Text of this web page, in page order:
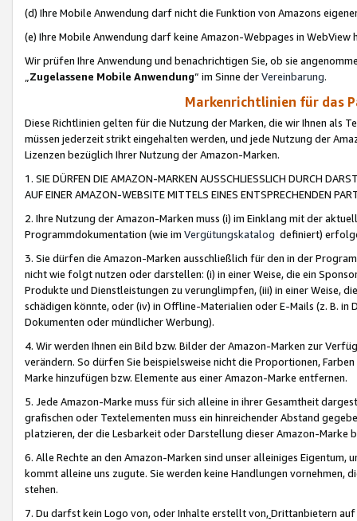
(d) Ihre Mobile Anwendung darf nicht die Funktion von Amazons
(e) Ihre Mobile Anwendung darf keine Amazon-Webpages in WebView
Wir prüfen Ihre Anwendung und benachrichtigen Sie, ob sie
„Zugelassene Mobile Anwendung“ im Sinne derVereinbarung.
Markenrichtlinien für das
Diese Richtlinien gelten für die Nutzung der Marken, die wir Ihnen als
müssen jederzeit strikt eingehalten werden, und jede Nutzung der
Lizenzen bezüglich Ihrer Nutzung der Amazon-Marken.
1. SIE DÜRFEN DIE AMAZON-MARKEN AUSSCHLIESSLICH DURCH
AUF EINER AMAZON-WEBSITE MITTELS EINES ENTSPRECHENDEN
2. Ihre Nutzung der Amazon-Marken muss (i) im Einklang mit der
Programmdokumentation (wie im Vergütungskatalog definiert)
3. Sie dürfen die Amazon-Marken ausschließlich für den in der
nicht wie folgt nutzen oder darstellen: (i) in einer Weise, die ein
Produkte und Dienstleistungen zu verunglimpfen, (iii) in einer Weise,
schädigen könnte, oder (iv) in Offline-Materialien oder E-Mails (z. B. in
Dokumenten oder mündlicher Werbung).
4. Wir werden Ihnen ein Bild bzw. Bilder der Amazon-Marken zur
verändern. So dürfen Sie beispielsweise nicht die Proportionen,
Marke hinzufügen bzw. Elemente aus einer Amazon-Marke entfernen.
5. Jede Amazon-Marke muss für sich alleine in ihrer Gesamtheit
grafischen oder Textelementen muss ein hinreichender Abstand
platzieren, der die Lesbarkeit oder Darstellung dieser Amazon-Marke
6. Alle Rechte an den Amazon-Marken sind unser alleiniges
kommt alleine uns zugute. Sie werden keine Handlungen vornehmen,
stehen.
7. Du darfst kein Logo von, oder Inhalte erstellt von,Drittanbietern auf